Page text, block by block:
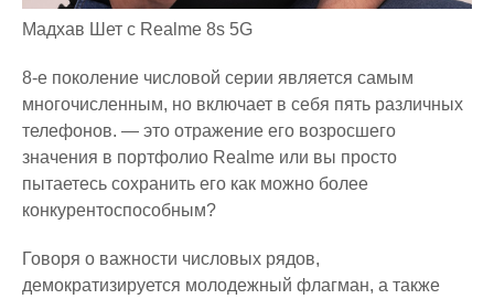
Мадхав Шет с Realme 8s 5G
8-е поколение числовой серии является самым
многочисленным, но включает в себя пять различных
телефонов. — это отражение его возросшего
значения в портфолио Realme или вы просто
пытаетесь сохранить его как можно более
конкурентоспособным?
Говоря о важности числовых рядов,
демократизируется молодежный флагман, а также